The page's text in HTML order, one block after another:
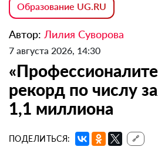
Образование UG.RU
Автор: Лилия Суворова
7 августа 2026, 14:30
рекорд по числу
1,1 миллиона
ПОДЕЛИТЬСЯ: 🔗